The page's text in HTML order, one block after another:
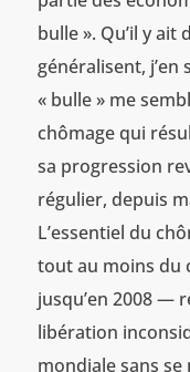
bulle ». Qu’il y
généralisent, j’en
« bulle » me
chômage qui
sa progression
régulier, depuis
L’essentiel du
tout au moins du
jusqu’en 2008 —
libération
mondiale sans